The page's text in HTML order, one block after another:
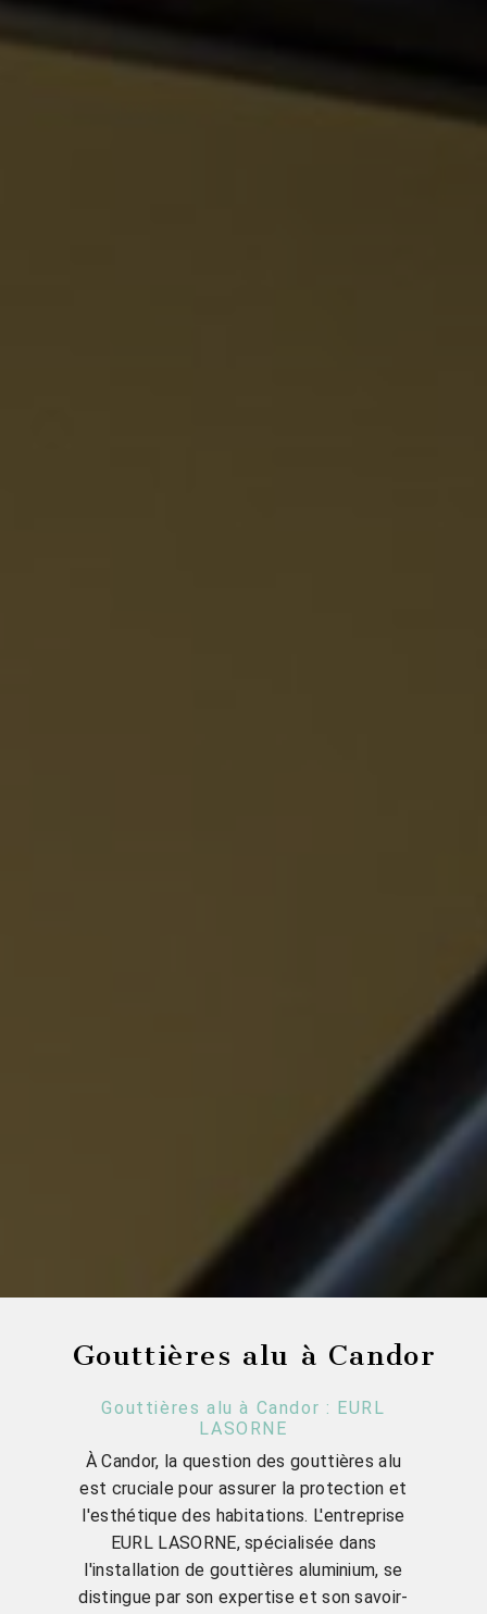
Gouttières alu à Candor
Gouttières alu à Candor : EURL
LASORNE
À Candor, la question des gouttières alu
est cruciale pour assurer la protection et
l'esthétique des habitations. L'entreprise
EURL LASORNE, spécialisée dans
l'installation de gouttières aluminium, se
distingue par son expertise et son savoir-